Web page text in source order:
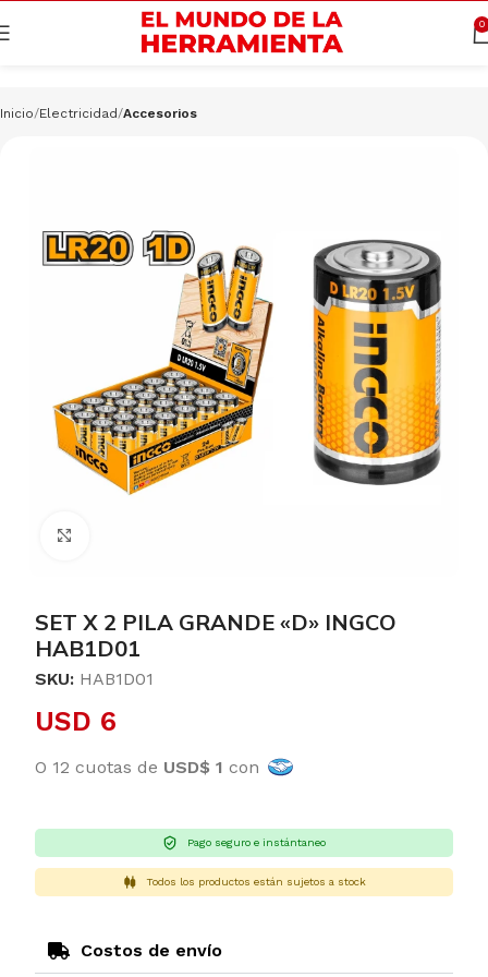
0
Inicio Electricidad Accesorios
SET X 2 PILA GRANDE «D» INGCO
HAB1D01
SKU: HAB1D01
USD 6
O 12 cuotas de USD$ 1 con
Pago seguro e instántaneo
Todos los productos están sujetos a stock
Costos de envío
Cargando productos… CONSULTAR